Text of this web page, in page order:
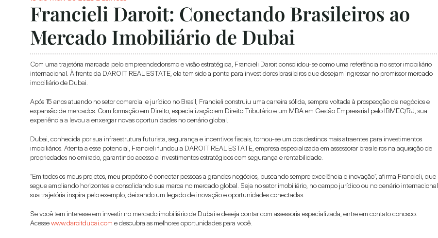
Francieli Daroit: Conectando Brasileiros ao
Mercado Imobiliário de Dubai
Com uma trajetória marcada pelo empreendedorismo e visão estratégica, Francieli Daroit consolidou-se como uma referência no setor imobiliário
internacional. À frente da DAROIT REAL ESTATE, ela tem sido a ponte para investidores brasileiros que desejam ingressar no promissor mercado
imobiliário de Dubai.
Após 15 anos atuando no setor comercial e jurídico no Brasil, Francieli construiu uma carreira sólida, sempre voltada à prospecção de negócios e
expansão de mercados. Com formação em Direito, especialização em Direito Tributário e um MBA em Gestão Empresarial pelo IBMEC/RJ, sua
experiência a levou a enxergar novas oportunidades no cenário global.
Dubai, conhecida por sua infraestrutura futurista, segurança e incentivos fiscais, tornou-se um dos destinos mais atraentes para investimentos
imobiliários. Atenta a esse potencial, Francieli fundou a DAROIT REAL ESTATE, empresa especializada em assessorar brasileiros na aquisição de
propriedades no emirado, garantindo acesso a investimentos estratégicos com segurança e rentabilidade.
“Em todos os meus projetos, meu propósito é conectar pessoas a grandes negócios, buscando sempre excelência e inovação”, afirma Francieli, que
segue ampliando horizontes e consolidando sua marca no mercado global. Seja no setor imobiliário, no campo jurídico ou no cenário internacional,
sua trajetória inspira pelo exemplo, deixando um legado de inovação e oportunidades conectadas.
Se você tem interesse em investir no mercado imobiliário de Dubai e deseja contar com assessoria especializada, entre em contato conosco.
Acesse www.daroitdubai.com e descubra as melhores oportunidades para você.